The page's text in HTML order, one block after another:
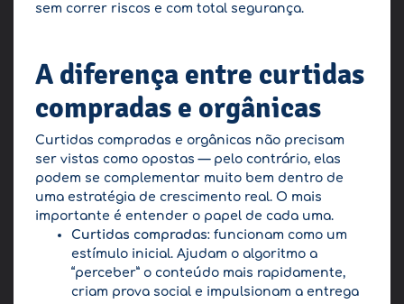
sem correr riscos e com total segurança.
A diferença entre curtidas
compradas e orgânicas
Curtidas compradas e orgânicas não precisam
ser vistas como opostas — pelo contrário, elas
podem se complementar muito bem dentro de
uma estratégia de crescimento real. O mais
importante é entender o papel de cada uma.
Curtidas compradas: funcionam como um
estímulo inicial. Ajudam o algoritmo a
“perceber” o conteúdo mais rapidamente,
criam prova social e impulsionam a entrega